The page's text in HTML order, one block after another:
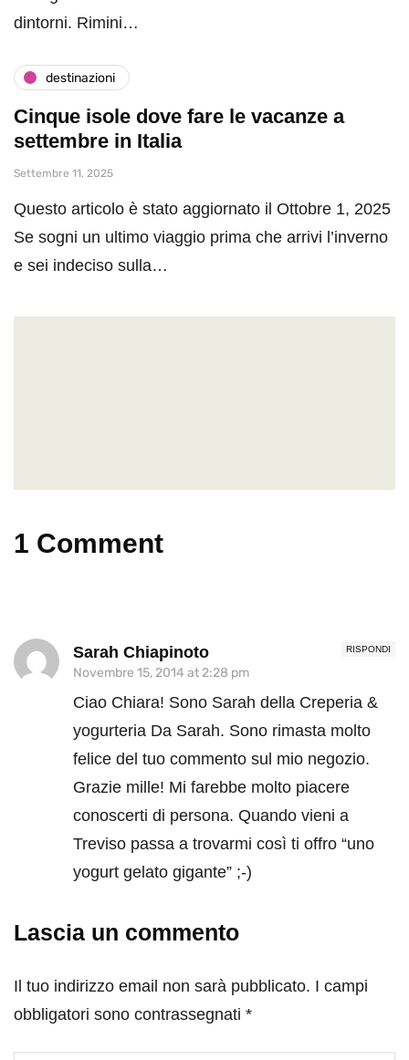
dintorni. Rimini…
destinazioni
Cinque isole dove fare le vacanze a
settembre in Italia
Settembre 11, 2025
Questo articolo è stato aggiornato il Ottobre 1, 2025
Se sogni un ultimo viaggio prima che arrivi l’inverno
e sei indeciso sulla…
1 Comment
RISPONDI
Sarah Chiapinoto
Novembre 15, 2014 at 2:28 pm
Ciao Chiara! Sono Sarah della Creperia &
yogurteria Da Sarah. Sono rimasta molto
felice del tuo commento sul mio negozio.
Grazie mille! Mi farebbe molto piacere
conoscerti di persona. Quando vieni a
Treviso passa a trovarmi così ti offro “uno
yogurt gelato gigante” ;-)
Lascia un commento
Il tuo indirizzo email non sarà pubblicato. I campi
obbligatori sono contrassegnati *